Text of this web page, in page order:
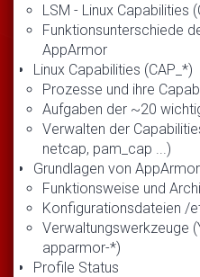
LSM - Linux Capabilities
Funktionsunterschiede
AppArmor
Linux Capabilities (CAP_*)
Prozesse und ihre
Aufgaben der ~20
Verwalten der
netcap, pam_cap ...)
Grundlagen von AppArmor
Funktionsweise und
Konfigurationsdateien /
Verwaltungswerkzeuge
apparmor-*)
Profile Status